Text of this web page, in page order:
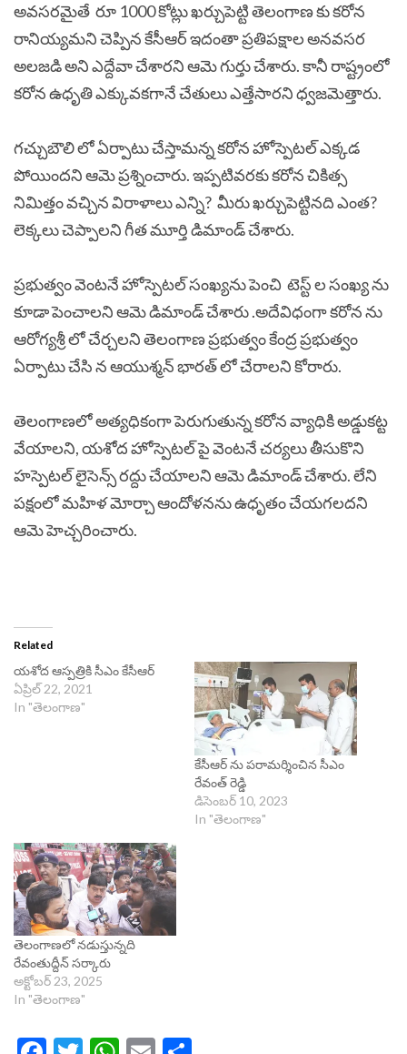
అవసరమైతే రూ 1000 కోట్లు ఖర్చుపెట్టి తెలంగాణ కు కరోన
రానియ్యమని చెప్పిన కేసీఆర్ ఇదంతా ప్రతిపక్షాల అనవసర
అలజడి అని ఎద్దేవా చేశారని ఆమె గుర్తు చేశారు. కానీ రాష్ట్రంలో
కరోన ఉధృతి ఎక్కువకగానే చేతులు ఎత్తేసారని ధ్వజమెత్తారు.
గచ్చుబౌలి లో ఏర్పాటు చేస్తామన్న కరోన హోస్పెటల్ ఎక్కడ
పోయిందని ఆమె ప్రశ్నించారు. ఇప్పటివరకు కరోన చికిత్స
నిమిత్తం వచ్చిన విరాళాలు ఎన్ని? మీరు ఖర్చుపెట్టినది ఎంత?
లెక్కలు చెప్పాలని గీత మూర్తి డిమాండ్ చేశారు.
ప్రభుత్వం వెంటనే హోస్పెటల్ సంఖ్యను పెంచి టెస్ట్ ల సంఖ్య ను
కూడా పెంచాలని ఆమె డిమాండ్ చేశారు .అదేవిధంగా కరోన ను
ఆరోగ్యశ్రీ లో చేర్చలని తెలంగాణ ప్రభుత్వం కేంద్ర ప్రభుత్వం
ఏర్పాటు చేసి న ఆయుశ్మన్ భారత్ లో చేరాలని కోరారు.
తెలంగాణలో అత్యధికంగా పెరుగుతున్న కరోన వ్యాధికి అడ్డుకట్ట
వేయాలని, యశోద హోస్పెటల్ పై వెంటనే చర్యలు తీసుకొని
హస్పెటల్ లైసెన్స్ రద్దు చేయాలని ఆమె డిమాండ్ చేశారు. లేని
పక్షంలో మహిళ మోర్చా ఆందోళనను ఉధృతం చేయగలదని
ఆమె హెచ్చరించారు.
Related
యశోద ఆస్పత్రికి సీఎం కేసీఆర్‌
ఏప్రిల్ 22, 2021
In "తెలంగాణ"
కేసీఆర్ ను పరామర్శించిన సీఎం
రేవంత్ రెడ్డి
డిసెంబర్ 10, 2023
In "తెలంగాణ"
తెలంగాణలో నడుస్తున్నది
రేవంతుద్దీన్ సర్కారు
అక్టోబర్ 23, 2025
In "తెలంగాణ"